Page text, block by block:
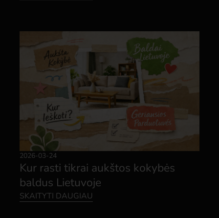
2026-03-24
Kur rasti tikrai aukštos kokybės
baldus Lietuvoje
SKAITYTI DAUGIAU